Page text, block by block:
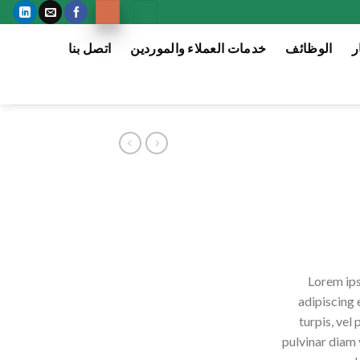
الوظائف خدمات العملاء والموردين
اتصل بنا
Lorem
adipiscing
turpis, vel
pulvinar